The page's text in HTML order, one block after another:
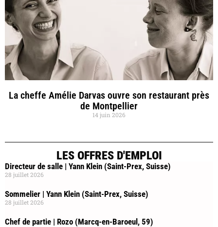
La cheffe Amélie Darvas ouvre son restaurant près
de Montpellier
14 juin 2026
LES OFFRES D'EMPLOI
Directeur de salle | Yann Klein (Saint-Prex, Suisse)
28 juillet 2026
Sommelier | Yann Klein (Saint-Prex, Suisse)
28 juillet 2026
Chef de partie | Rozo (Marcq-en-Baroeul, 59)